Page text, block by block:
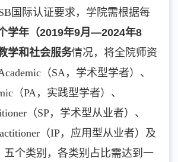
国际认证要求，学院需根据每
学年（2019年9月—2024年8
学和社会服务情况，将全院师资
（SA，学术型学者）、
（PA，实践型学者）、
（SP，学术型从业者）、
（IP，应用型从业者）及
五个类别，各类别占比需达到一